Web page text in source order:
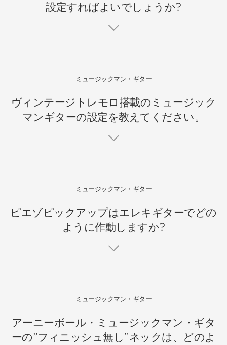
設定すればよいでしょうか?
ミュージックマン・ギター
ヴィンテージトレモロ搭載のミュージック
マンギターの設定を教えてください。
ミュージックマン・ギター
ピエゾピックアップはエレキギターでどの
ように作動しますか?
ミュージックマン・ギター
アーニーボール・ミュージックマン・ギタ
ーの”フィニッシュ無し”ネックは、どのよ